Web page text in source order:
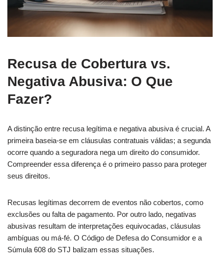
Recusa de Cobertura vs.
Negativa Abusiva: O Que
Fazer?
A distinção entre recusa legítima e negativa abusiva é crucial. A
primeira baseia-se em cláusulas contratuais válidas; a segunda
ocorre quando a seguradora nega um direito do consumidor.
Compreender essa diferença é o primeiro passo para proteger
seus direitos.
Recusas legítimas decorrem de eventos não cobertos, como
exclusões ou falta de pagamento. Por outro lado, negativas
abusivas resultam de interpretações equivocadas, cláusulas
ambíguas ou má-fé. O Código de Defesa do Consumidor e a
Súmula 608 do STJ balizam essas situações.